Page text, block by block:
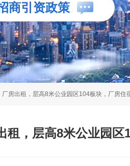
商引资政策
厂房出租，层高8米公业园区104板块，厂房住
租，层高8米公业园